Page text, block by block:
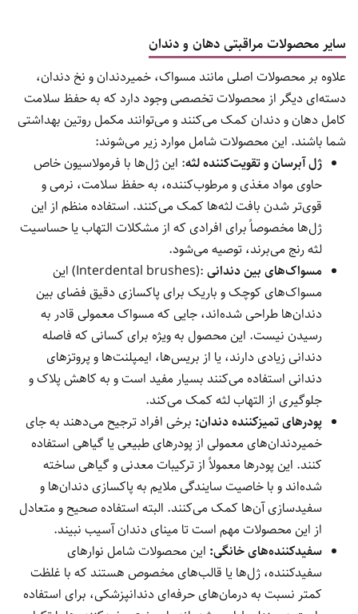
سایر محصولات مراقبتی دهان و دندان
علاوه بر محصولات اصلی مانند مسواک، خمیردندان و نخ دندان،
دسته‌ای دیگر از محصولات تخصصی وجود دارد که به حفظ سلامت
کامل دهان و دندان کمک می‌کنند و می‌توانند مکمل روتین بهداشتی
شما باشند. این محصولات شامل موارد زیر می‌شوند:
ژل آبرسان و تقویت‌کننده لثه: این ژل‌ها با فرمولاسیون خاص
حاوی مواد مغذی و مرطوب‌کننده، به حفظ سلامت، نرمی و
قوی‌تر شدن بافت لثه‌ها کمک می‌کنند. استفاده منظم از این
ژل‌ها مخصوصاً برای افرادی که از مشکلات التهاب یا حساسیت
لثه رنج می‌برند، توصیه می‌شود.
مسواک‌های بین دندانی
:(Interdental brushes) این
مسواک‌های کوچک و باریک برای پاکسازی دقیق فضای بین
دندان‌ها طراحی شده‌اند، جایی که مسواک معمولی قادر به
رسیدن نیست. این محصول به ویژه برای کسانی که فاصله
دندانی زیادی دارند، یا از بریس‌ها، ایمپلنت‌ها و پروتزهای
دندانی استفاده می‌کنند بسیار مفید است و به کاهش پلاک و
جلوگیری از التهاب لثه کمک می‌کند.
پودرهای تمیزکننده دندان: برخی افراد ترجیح می‌دهند به جای
خمیردندان‌های معمولی از پودرهای طبیعی یا گیاهی استفاده
کنند. این پودرها معمولاً از ترکیبات معدنی و گیاهی ساخته
شده‌اند و با خاصیت سایندگی ملایم به پاکسازی دندان‌ها و
سفیدسازی آن‌ها کمک می‌کنند. البته استفاده صحیح و متعادل
از این محصولات مهم است تا مینای دندان آسیب نبیند.
سفیدکننده‌های خانگی: این محصولات شامل نوارهای
سفیدکننده، ژل‌ها یا قالب‌های مخصوص هستند که با غلظت
کمتر نسبت به درمان‌های حرفه‌ای دندانپزشکی، برای استفاده